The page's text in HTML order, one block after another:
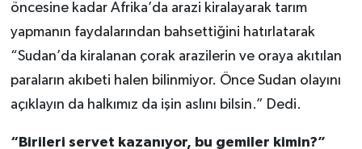
öncesine kadar Afrika’da arazi kiralayarak tarım
yapmanın faydalarından bahsettiğini hatırlatarak
“Sudan’da kiralanan çorak arazilerin ve oraya akıtılan
paraların akıbeti halen bilinmiyor. Önce Sudan olayını
açıklayın da halkımız da işin aslını bilsin.” Dedi.
“Birileri servet kazanıyor, bu gemiler kimin?”